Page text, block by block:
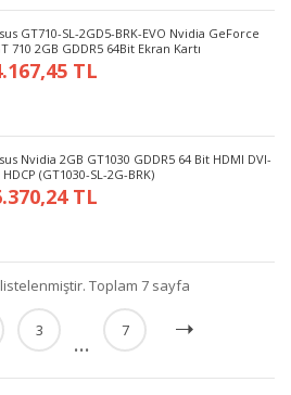
GT710-SL-2GD5-BRK-EVO Nvidia GeForce
710 2GB GDDR5 64Bit Ekran Kartı
TL
Nvidia 2GB GT1030 GDDR5 64 Bit HDMI DVI-
HDCP (GT1030-SL-2G-BRK)
TL
Toplam 7 sayfa
3 ... 7